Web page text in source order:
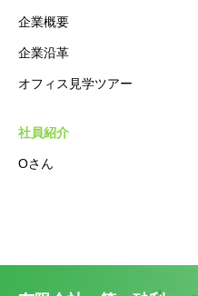
企業概要
企業沿革
オフィス見学ツアー
社員紹介
Oさん